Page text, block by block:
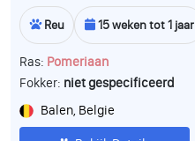
Reu 15 weken tot 1 jaar
Ras: Pomeriaan
Fokker: niet gespecificeerd
Balen, Belgie